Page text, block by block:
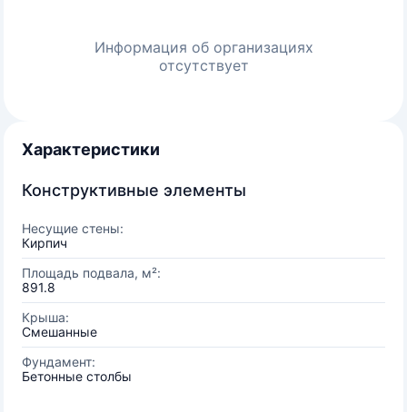
Информация об организациях
отсутствует
Характеристики
Конструктивные элементы
Несущие стены:
Кирпич
Площадь подвала, м²:
891.8
Крыша:
Смешанные
Фундамент:
Бетонные столбы